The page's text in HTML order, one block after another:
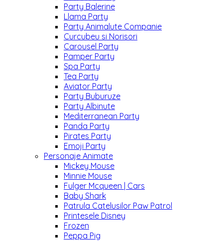
Party Balerine
Llama Party
Party Animalute Companie
Curcubeu si Norisori
Carousel Party
Pamper Party
Spa Party
Tea Party
Aviator Party
Party Buburuze
Party Albinute
Mediterranean Party
Panda Party
Pirates Party
Emoji Party
Personaje Animate
Mickey Mouse
Minnie Mouse
Fulger Mcqueen | Cars
Baby Shark
Patrula Catelusilor Paw Patrol
Printesele Disney
Frozen
Peppa Pig